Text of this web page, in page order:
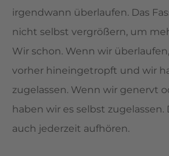
irgendwann überlaufen. Das
nicht selbst vergrößern, um
Wir schon. Wenn wir
vorher hineingetropft und wir
zugelassen. Wenn wir genervt
haben wir es selbst
auch jederzeit aufhören.